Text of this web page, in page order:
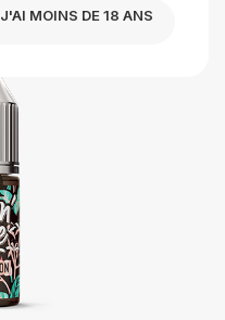
J'AI MOINS DE 18 ANS